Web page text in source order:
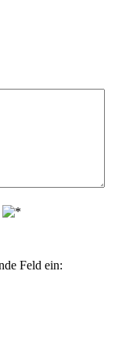
Feld ein: